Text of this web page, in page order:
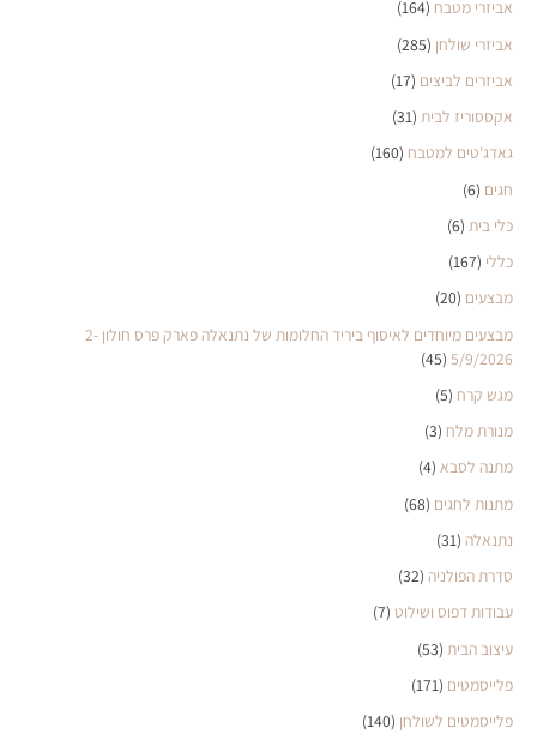
אביזרי מטבח (164)
אביזרי שולחן (285)
אביזרים לביצים (17)
אקססוריז לבית (31)
גאדג'טים למטבח (160)
חגים (6)
כלי בית (6)
כללי (167)
מבצעים (20)
מבצעים מיוחדים לאיסוף ביריד החלומות של נתנאלה פארק פרס חולון 2-
5/9/2026
(45)
מגש קרח (5)
מנורת מלח (3)
מתנה לסבא (4)
מתנות לחגים (68)
נתנאלה (31)
סדרת הפולניה (32)
עבודות דפוס ושילוט (7)
עיצוב הבית (53)
פלייסמטים (171)
פלייסמטים לשולחן (140)